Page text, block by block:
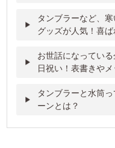
タンブラーなど、
グッズが人気！喜
お世話になってい
日祝い！表書きや
タンブラーと水筒
ーンとは？